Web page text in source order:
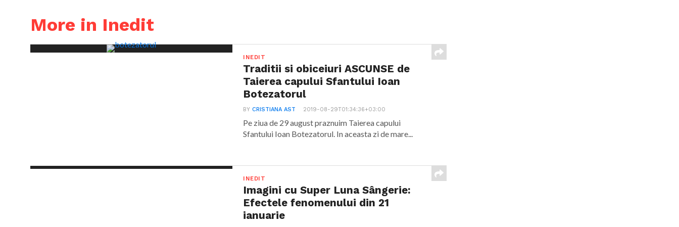
More in Inedit
INEDIT
Traditii si obiceiuri ASCUNSE de
Taierea capului Sfantului Ioan
Botezatorul
BYCRISTIANA AST 2019-08-29T01:34:36+03:00
Pe ziua de 29 august praznuim Taierea capului
Sfantului Ioan Botezatorul. In aceasta zi de mare...
INEDIT
Imagini cu Super Luna Sângerie:
Efectele fenomenului din 21
ianuarie